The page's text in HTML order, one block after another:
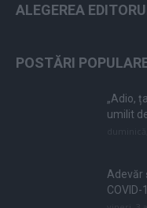
ALEGEREA
POSTĂRI
„Adio,
umilit
Adevăr
COVID-